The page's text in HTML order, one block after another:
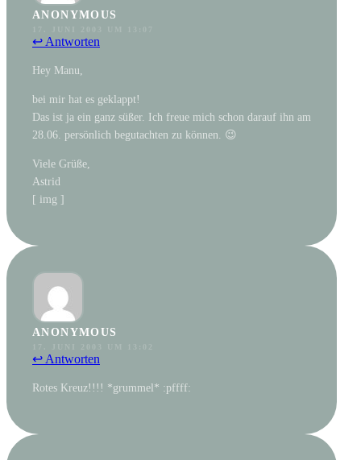
ANONYMOUS
↩ Antworten
Hey Manu,
bei mir hat es geklappt!
Das ist ja ein ganz süßer. Ich freue mich schon darauf ihn am
28.06. persönlich begutachten zu können. 😉
Viele Grüße,
Astrid
[ img ]
ANONYMOUS
↩ Antworten
Rotes Kreuz!!!! *grummel* :pffff: